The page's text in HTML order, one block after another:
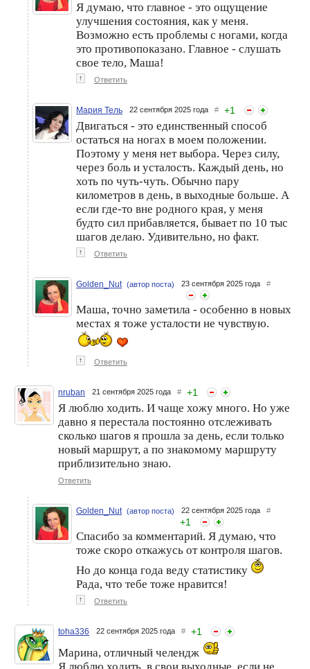
Я думаю, что главное - это ощущение
улучшения состояния, как у меня.
Возможно есть проблемы с ногами, когда
это противопоказано. Главное - слушать
свое тело, Маша!
↑ Ответить
Мария Тель 22 сентября 2025 года # +1
Двигаться - это единственный способ
остаться на ногах в моем положении.
Поэтому у меня нет выбора. Через силу,
через боль и усталость. Каждый день, но
хоть по чуть-чуть. Обычно пару
километров в день, в выходные больше. А
если где-то вне родного края, у меня
будто сил прибавляется, бывает по 10 тыс
шагов делаю. Удивительно, но факт.
↑ Ответить
Golden_Nut (автор поста) 23 сентября 2025 года #
Маша, точно заметила - особенно в новых
местах я тоже усталости не чувствую.
↑ Ответить
nruban 21 сентября 2025 года # +1
Я люблю ходить. И чаще хожу много. Но уже
давно я перестала постоянно отслеживать
сколько шагов я прошла за день, если только
новый маршрут, а по знакомому маршруту
приблизительно знаю.
Ответить
Golden_Nut (автор поста) 22 сентября 2025 года #
+1
Спасибо за комментарий. Я думаю, что
тоже скоро откажусь от контроля шагов.
Но до конца года веду статистику
Рада, что тебе тоже нравится!
↑ Ответить
toha336 22 сентября 2025 года # +1
Марина, отличный челендж